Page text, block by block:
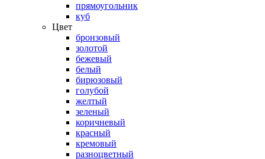
прямоугольник
куб
Цвет
бронзовый
золотой
бежевый
белый
бирюзовый
голубой
желтый
зеленый
коричневый
красный
кремовый
разноцветный